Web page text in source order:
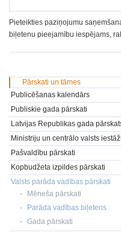
Pieteikties paziņojumu
biļetenu pieejamību iespējams,
Pārskati un tāmes
Publicēšanas kalendārs
Publiskie gada pārskati
Latvijas Republikas gada
Ministriju un centrālo valsts
Pašvaldību pārskati
Kopbudžeta izpildes pārskati
Valsts parāda vadības pārskati
Mēneša pārskati
Parāda vadības biļetens
Gada pārskati